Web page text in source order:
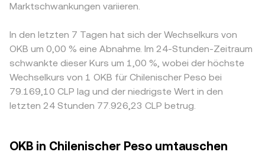
Marktschwankungen variieren.
In den letzten 7 Tagen hat sich der Wechselkurs von
OKB um 0,00 % eine Abnahme. Im 24-Stunden-Zeitraum
schwankte dieser Kurs um 1,00 %, wobei der höchste
Wechselkurs von 1 OKB für Chilenischer Peso bei
79.169,10 CLP lag und der niedrigste Wert in den
letzten 24 Stunden 77.926,23 CLP betrug.
OKB in Chilenischer Peso umtauschen